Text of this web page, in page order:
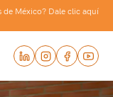
de México? Dale clic aquí